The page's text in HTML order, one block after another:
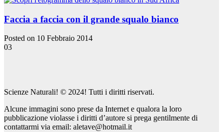
Faccia a faccia con il grande squalo bianco
Posted on 10 Febbraio 2014
03
Scienze Naturali! © 2024! Tutti i diritti riservati.
Alcune immagini sono prese da Internet e qualora la loro
pubblicazione violasse i diritti d’autore si prega gentilmente di
contattarmi via email: aletave@hotmail.it